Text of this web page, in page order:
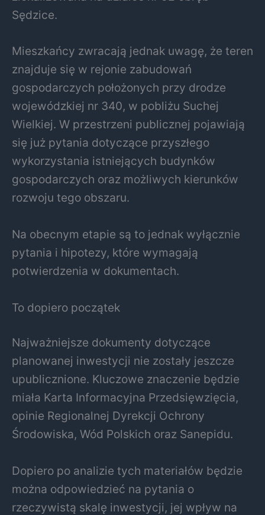
Sędzice.
Mieszkańcy zwracają jednak uwagę, że teren
znajduje się w rejonie zabudowań
gospodarczych położonych przy drodze
wojewódzkiej nr 340, w pobliżu Suchej
Wielkiej. W przestrzeni publicznej pojawiają
się już pytania dotyczące przyszłego
wykorzystania istniejących budynków
gospodarczych oraz możliwych kierunków
rozwoju tego obszaru.
Na obecnym etapie są to jednak wyłącznie
pytania i hipotezy, które wymagają
potwierdzenia w dokumentach.
To dopiero początek
Najważniejsze dokumenty dotyczące
planowanej inwestycji nie zostały jeszcze
upublicznione. Kluczowe znaczenie będzie
miała Karta Informacyjna Przedsięwzięcia,
opinie Regionalnej Dyrekcji Ochrony
Środowiska, Wód Polskich oraz Sanepidu.
Dopiero po analizie tych materiałów będzie
można odpowiedzieć na pytania o
rzeczywistą skalę inwestycji, jej wpływ na